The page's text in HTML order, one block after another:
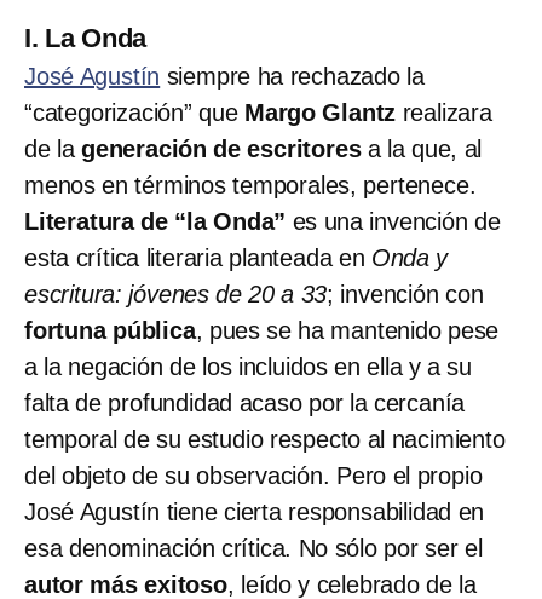
I. La Onda
José Agustín siempre ha rechazado la
“categorización” que Margo Glantz realizara
de la generación de escritoresa la que, al
menos en términos temporales, pertenece.
Literatura de “la Onda” es una invención de
esta crítica literaria planteada en Onda y
escritura: jóvenes de 20 a 33; invención con
fortuna pública, pues se ha mantenido pese
a la negación de los incluidos en ella y a su
falta de profundidad acaso por la cercanía
temporal de su estudio respecto al nacimiento
del objeto de su observación. Pero el propio
José Agustín tiene cierta responsabilidad en
esa denominación crítica. No sólo por ser el
autor más exitoso, leído y celebrado de la